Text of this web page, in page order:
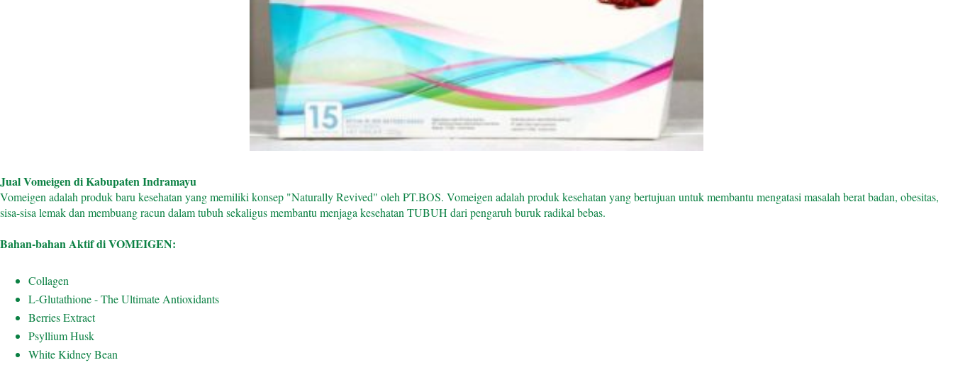
Jual Vomeigen di Kabupaten Indramayu
Vomeigen adalah produk baru kesehatan yang memiliki konsep "Naturally Revived" oleh PT.BOS. Vomeigen adalah produk kesehatan yang bertujuan untuk membantu mengatasi masalah berat badan, obesitas,
sisa-sisa lemak dan membuang racun dalam tubuh sekaligus membantu menjaga kesehatan TUBUH dari pengaruh buruk radikal bebas.
Bahan-bahan Aktif di VOMEIGEN:
Collagen
L-Glutathione - The Ultimate Antioxidants
Berries Extract
Psyllium Husk
White Kidney Bean